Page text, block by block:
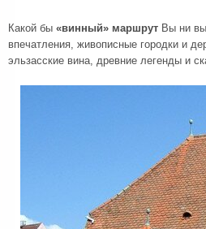
Какой бы «винный» маршрут Вы ни
впечатления, живописные городки и
эльзасские вина, древние легенды и